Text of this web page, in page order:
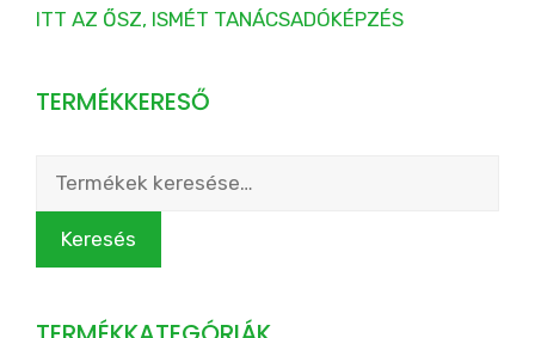
ITT AZ ŐSZ, ISMÉT TANÁCSADÓKÉPZÉS
TERMÉKKERESŐ
Keresés
következőre:
Keresés